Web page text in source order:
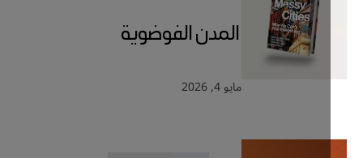
المدن الفوضوية